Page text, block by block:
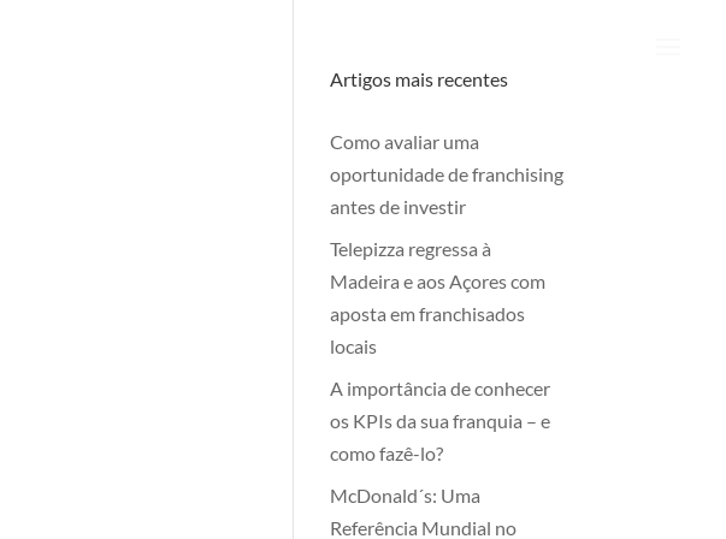
Artigos mais recentes
Como avaliar uma
oportunidade de franchising
antes de investir
Telepizza regressa à
Madeira e aos Açores com
aposta em franchisados
locais
A importância de conhecer
os KPIs da sua franquia – e
como fazê-lo?
McDonald´s: Uma
Referência Mundial no